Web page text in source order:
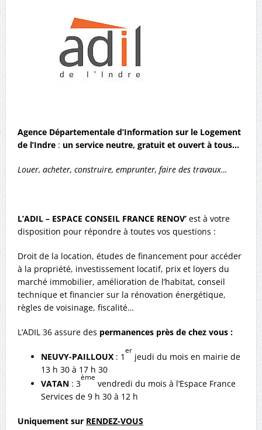
Agence Départementale d’Information sur le Logement
de l’Indre: un service neutre, gratuit et ouvert à tous…
Louer, acheter, construire, emprunter, faire des travaux…
L’ADIL – ESPACE CONSEIL FRANCE RENOV’ est à votre
disposition pour répondre à toutes vos questions :
Droit de la location, études de financement pour accéder
à la propriété, investissement locatif, prix et loyers du
marché immobilier, amélioration de l’habitat, conseil
technique et financier sur la rénovation énergétique,
règles de voisinage, fiscalité…
L’ADIL 36 assure des permanences près de chez vous :
NEUVY-PAILLOUX : 1
er
jeudi du mois en mairie de
13 h 30 à 17 h 30
VATAN : 3
ème
vendredi du mois à l’Espace France
Services de 9 h 30 à 12 h
Uniquement sur RENDEZ-VOUS